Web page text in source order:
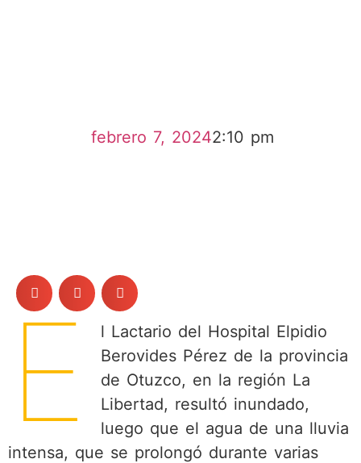
febrero 7, 20242:10 pm
E
l Lactario del Hospital Elpidio
Berovides Pérez de la provincia
de Otuzco, en la región La
Libertad, resultó inundado,
luego que el agua de una lluvia
intensa, que se prolongó durante varias